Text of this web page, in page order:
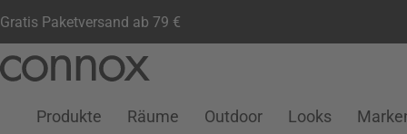
Gratis Paketversand ab 79 €
Seiteninhalt
Suchfeld
Kundenkonto
Wunschliste
Warenkorb
Produkte Räume Outdoor Looks